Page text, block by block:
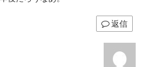
返信